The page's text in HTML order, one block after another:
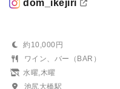
dom_ikejiri
約10,000円
ワイン、バー（BAR）
水曜,木曜
池尻大橋駅